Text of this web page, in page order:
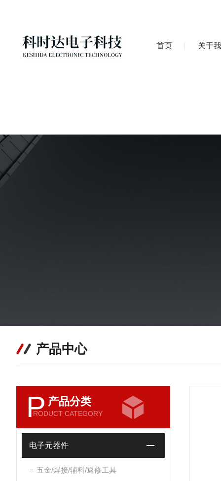
首页 关于
产品中心
P 产品分类
RODUCT CATEGORY
电子元器件
五金/焊接/辅料/返修工具